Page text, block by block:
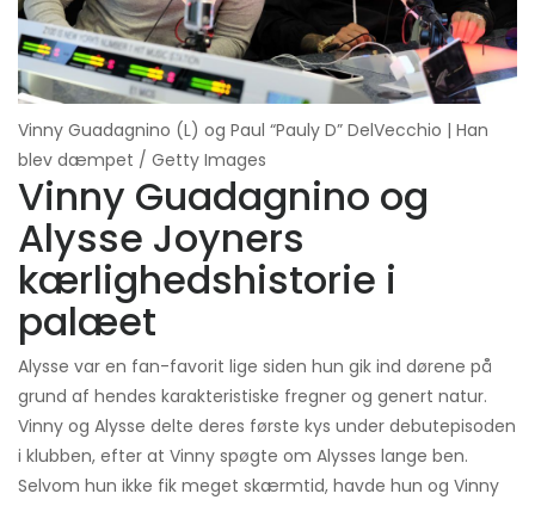
Vinny Guadagnino (L) og Paul “Pauly D” DelVecchio | Han
blev dæmpet / Getty Images
Vinny Guadagnino og
Alysse Joyners
kærlighedshistorie i
palæet
Alysse var en fan-favorit lige siden hun gik ind dørene på
grund af hendes karakteristiske fregner og genert natur.
Vinny og Alysse delte deres første kys under debutepisoden
i klubben, efter at Vinny spøgte om Alysses lange ben.
Selvom hun ikke fik meget skærmtid, havde hun og Vinny